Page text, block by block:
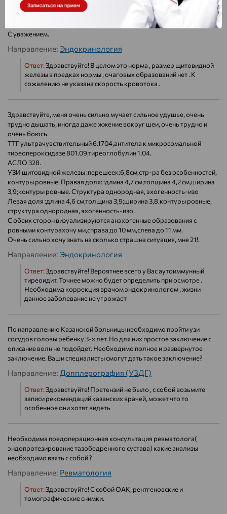
слева-12.3мм
Скажите какая патология выявляется на УЗИ?
И какие дополнительные обследования необходимо пройти?
С уважением.
Направление: Эндокринология
Ответ:Здравствуйте! В целом это норма , размер щитовидной
железы в предках нормы , очаговых образований нет . К
сожалению не указана скорость кровотока .
Здравствуйте, меня очень сильно мучает сильное удушье, очень
трудно дышать, иногда даже жжение вокруг шеи, очень трудно и
очень боюсь.
ТТГ ультрачувствительный 6.1704,антитела к микросомальной
тиреопероксидазе 801.09,тиреоглобулин 1.04.
АСЛО 328.
УЗИ щитовидной железы :перешеек:6,8см,стр-ра без особенностей,
контуры ровные. Правая доля: :длина 4,7 см,толщина 4,2 см,ширина
3,9;контуры ровные. Структура однородная, эхогенность-изо
Левая доля :длина 4,6 см,толщина 3,9;ширина 3,8.контуры ровные,
структура однородная, эхогенность-изо.
С обеих сторон визуализируются анэхогенные образования с
ровными контурахочу ми,справа до 10 мм,слева до 11 мм.
Очень сильно хочу знать на сколько страшна ситуация, мне 21!.
Направление: Эндокринология
Ответ:Здравствуйте! Вероятнее всего у Вас аутоиммунный
тиреоидит. Точнее можно будет определить при осмотре .
Необходима коррекция врачом эндокринологом , жизни
данное заболевание не угрожает
По направлению Казанской больницы необходимо пройти узи
сосудов головы ребенку 3-х лет. Но для них простое заключение с
описание волн не подойдет. Необходимо полное и развернутое
заключение. Ваши специалисты смогут дать такое заключение?
Направление: Допплерография (УЗДГ)
Ответ:Здравствуйте! Претензий не было , с собой возьмите
записи рекомендаций казанских врачей, может что то
особенное они хотят видеть
Необходима предоперационная консультация ревматолога(
эндопротезирование тазобедренного сустава) какие анализы
необходимо взять с собой ?
Направление: Ревматология
Ответ:Здравствуйте! С собой ОАК, рентгеновские и
томографические снимки.